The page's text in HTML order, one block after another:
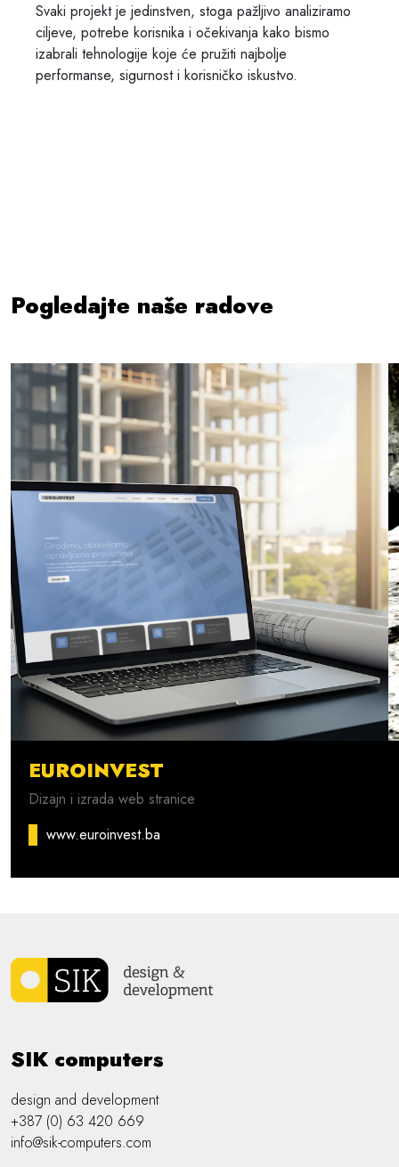
Svaki projekt je jedinstven, stoga pažljivo analiziramo
ciljeve, potrebe korisnika i očekivanja kako bismo
izabrali tehnologije koje će pružiti najbolje
performanse, sigurnost i korisničko iskustvo.
Pogledajte naše radove
EUROINVEST
Dizajn i izrada web stranice
www.euroinvest.ba
SIK computers
design and development
+387 (0) 63 420 669
info@sik-computers.com